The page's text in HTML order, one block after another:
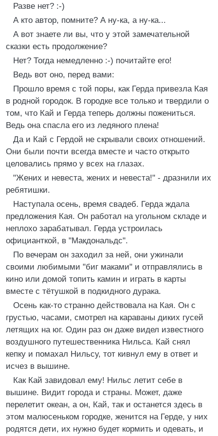
Разве нет? :-)
А кто автор, помните? А ну-ка, а ну-ка...
А вот знаете ли вы, что у этой замечательной
сказки есть продолжение?
Нет? Тогда немедленно :-) почитайте его!
Ведь вот оно, перед вами:
Прошло время с той поры, как Герда привезла Кая
в родной городок. В городке все только и твердили о
том, что Кай и Герда теперь должны пожениться.
Ведь она спасла его из ледяного плена!
Да и Кай с Гердой не скрывали своих отношений.
Они были почти всегда вместе и часто открыто
целовались прямо у всех на глазах.
"Жених и невеста, жених и невеста!" - дразнили их
ребятишки.
Наступала осень, время свадеб. Герда ждала
предложения Кая. Он работал на угольном складе и
неплохо зарабатывал. Герда устроилась
официанткой, в "Макдональдс".
По вечерам он заходил за ней, они ужинали
своими любимыми "биг маками" и отправлялись в
кино или домой топить камин и играть в карты
вместе с тётушкой в подкидного дурака.
Осень как-то странно действовала на Кая. Он с
грустью, часами, смотрел на караваны диких гусей
летящих на юг. Один раз он даже видел известного
воздушного путешественника Нильса. Кай снял
кепку и помахал Нильсу, тот кивнул ему в ответ и
исчез в вышине.
Как Кай завидовал ему! Нильс летит себе в
вышине. Видит города и страны. Может, даже
перелетит океан, а он, Кай, так и останется здесь в
этом малюсеньком городке, женится на Герде, у них
родятся дети, их нужно будет кормить и одевать, и